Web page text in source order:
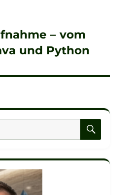
– vom
und Python